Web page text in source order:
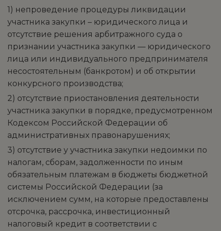
1) непроведение процедуры ликвидации
участника закупки – юридического лица и
отсутствие решения арбитражного суда о
признании участника закупки — юридического
лица или индивидуального предпринимателя
несостоятельным (банкротом) и об открытии
конкурсного производства;
2) отсутствие приостановления деятельности
участника закупки в порядке, предусмотренном
Кодексом Российской Федерации об
административных правонарушениях;
3) отсутствие у участника закупки недоимки по
налогам, сборам, задолженности по иным
обязательным платежам в бюджеты бюджетной
системы Российской Федерации (за
исключением сумм, на которые предоставлены
отсрочка, рассрочка, инвестиционный
налоговый кредит в соответствии с